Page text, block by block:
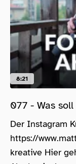
8:21
077 - Was
Der Instagram
https://
kreative Hier